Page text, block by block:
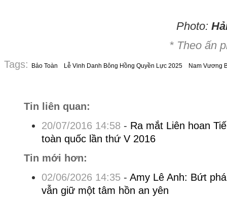
Photo:
* Theo ấn
Tags: Bảo Toàn Lễ Vinh Danh Bông Hồng Quyền Lực 2025 Nam Vương
Tin liên quan:
20/07/2016 14:58 - Ra mắt Liên hoan
toàn quốc lần thứ V 2016
Tin mới hơn:
02/06/2026 14:35- Amy Lê Anh: Bứt
vẫn giữ một tâm hồn an yên